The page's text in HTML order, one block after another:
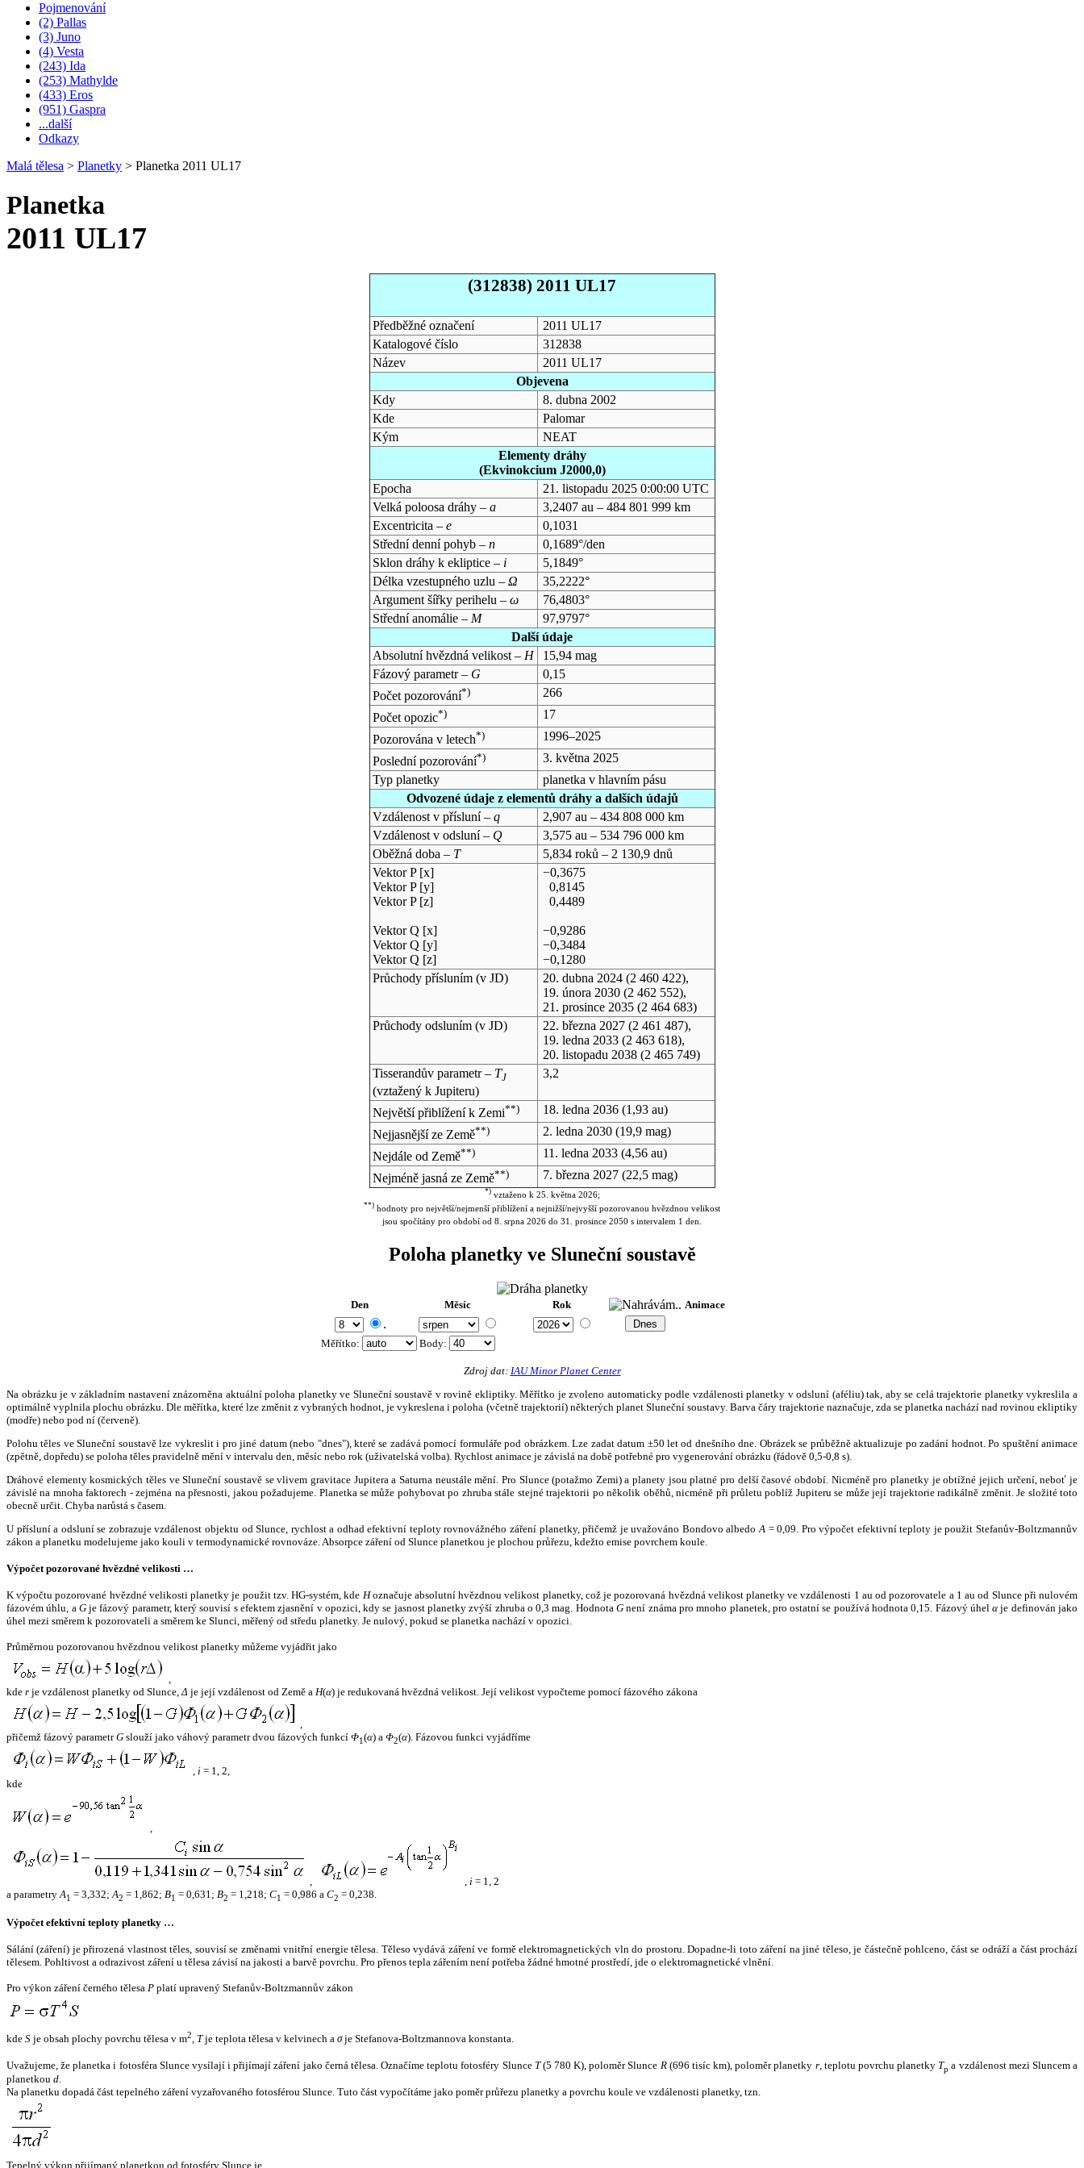
Pojmenování
(2) Pallas
(3) Juno
(4) Vesta
(243) Ida
(253) Mathylde
(433) Eros
(951) Gaspra
...další
Odkazy
Malá tělesa > Planetky > Planetka 2011 UL17
Planetka
2011 UL17
(312838) 2011 UL17
Předběžné označení
2011 UL17
Katalogové číslo
312838
Název
2011 UL17
Objevena
Kdy
8. dubna 2002
Kde
Palomar
Kým
NEAT
Elementy dráhy
(Ekvinokcium J2000,0)
Epocha
21. listopadu 2025 0:00:00 UTC
Velká poloosa dráhy – a
3,2407 au – 484 801 999 km
Excentricita – e
0,1031
Střední denní pohyb – n
0,1689°/den
Sklon dráhy k ekliptice – i
5,1849°
Délka vzestupného uzlu – Ω
35,2222°
Argument šířky perihelu – ω
76,4803°
Střední anomálie – M
97,9797°
Další údaje
Absolutní hvězdná velikost – H
15,94 mag
Fázový parametr – G
0,15
Počet pozorování*)
266
Počet opozic*)
17
Pozorována v letech*)
1996–2025
Poslední pozorování*)
3. května 2025
Typ planetky
planetka v hlavním pásu
Odvozené údaje z elementů dráhy a dalších údajů
Vzdálenost v přísluní – q
2,907 au – 434 808 000 km
Vzdálenost v odsluní – Q
3,575 au – 534 796 000 km
Oběžná doba – T
5,834 roků – 2 130,9 dnů
Vektor P [x]
Vektor P [y]
Vektor P [z]
Vektor Q [x]
Vektor Q [y]
Vektor Q [z]
−0,3675
0,8145
0,4489
−0,9286
−0,3484
−0,1280
Průchody přísluním (v JD) 20. dubna 2024(2 460 422),
19. února 2030(2 462 552),
21. prosince 2035(2 464 683)
Průchody odsluním (v JD) 22. března 2027(2 461 487),
19. ledna 2033(2 463 618),
20. listopadu 2038(2 465 749)
Tisserandův parametr – TJ
(vztažený k Jupiteru)
3,2
Největší přiblížení k Zemi**) 18. ledna 2036(1,93 au)
Nejjasnější ze Země**) 2. ledna 2030(19,9 mag)
Nejdále od Země**) 11. ledna 2033(4,56 au)
Nejméně jasná ze Země**) 7. března 2027(22,5 mag)
*)vztaženo k 25. května 2026;
**) hodnoty pro největší/nejmenší přiblížení a nejnižší/nejvyšší pozorovanou hvězdnou velikost
jsou spočítány pro období od 8. srpna 2026 do 31. prosince 2050 s intervalem 1 den.
Poloha planetky ve Sluneční soustavě
Den Měsíc Rok Animace
.
Měřítko: Body:
Zdroj dat: IAU Minor Planet Center
Na obrázku je v základním nastavení znázorněna aktuální poloha planetky ve Sluneční soustavě v rovině ekliptiky. Měřítko je zvoleno automaticky podle vzdálenosti planetky v odsluní (aféliu) tak, aby se celá trajektorie planetky vykreslila a
optimálně vyplnila plochu obrázku. Dle měřítka, které lze změnit z vybraných hodnot, je vykreslena i poloha (včetně trajektorií) některých planet Sluneční soustavy. Barva čáry trajektorie naznačuje, zda se planetka nachází nad rovinou ekliptiky
(modře) nebo pod ní (červeně).
Polohu těles ve Sluneční soustavě lze vykreslit i pro jiné datum (nebo "dnes"), které se zadává pomocí formuláře pod obrázkem. Lze zadat datum ±50 let od dnešního dne. Obrázek se průběžně aktualizuje po zadání hodnot. Po spuštění animace
(zpětně, dopředu) se poloha těles pravidelně mění v intervalu den, měsíc nebo rok (uživatelská volba). Rychlost animace je závislá na době potřebné pro vygenerování obrázku (řádově 0,5-0,8 s).
Dráhové elementy kosmických těles ve Sluneční soustavě se vlivem gravitace Jupitera a Saturna neustále mění. Pro Slunce (potažmo Zemi) a planety jsou platné pro delší časové období. Nicméně pro planetky je obtížné jejich určení, neboť je
závislé na mnoha faktorech - zejména na přesnosti, jakou požadujeme. Planetka se může pohybovat po zhruba stále stejné trajektorii po několik oběhů, nicméně při průletu poblíž Jupiteru se může její trajektorie radikálně změnit. Je složité toto
obecně určit. Chyba narůstá s časem.
U přísluní a odsluní se zobrazuje vzdálenost objektu od Slunce, rychlost a odhad efektivní teploty rovnovážného záření planetky, přičemž je uvažováno Bondovo albedo A = 0,09. Pro výpočet efektivní teploty je použit Stefanův-Boltzmannův
zákon a planetku modelujeme jako kouli v termodynamické rovnováze. Absorpce záření od Slunce planetkou je plochou průřezu, kdežto emise povrchem koule.
Výpočet pozorované hvězdné velikosti …
K výpočtu pozorované hvězdné velikosti planetky je použit tzv. HG-systém, kde Hoznačuje absolutní hvězdnou velikost planetky, což je pozorovaná hvězdná velikost planetky ve vzdálenosti 1 au od pozorovatele a 1 au od Slunce při nulovém
fázovém úhlu, a Gje fázový parametr, který souvisí s efektem zjasnění v opozici, kdy se jasnost planetky zvýší zhruba o 0,3 mag. HodnotaG není známa pro mnoho planetek, pro ostatní se používá hodnota 0,15. Fázový úhelα je definován jako
úhel mezi směrem k pozorovateli a směrem ke Slunci, měřený od středu planetky. Je nulový, pokud se planetka nachází v opozici.
Průměrnou pozorovanou hvězdnou velikost planetky můžeme vyjádřit jako
,
kde r je vzdálenost planetky od Slunce,Δ je její vzdálenost od Země a H(α) je redukovaná hvězdná velikost. Její velikost vypočteme pomocí fázového zákona
,
přičemž fázový parametrG slouží jako váhový parametr dvou fázových funkcí Φ1(α) a Φ2(α). Fázovou funkci vyjádříme
, i = 1, 2,
kde
,
, , i = 1, 2
a parametryA1 = 3,332;A2 = 1,862; B1 = 0,631; B2 = 1,218; C1 = 0,986 a C2 = 0,238.
Výpočet efektivní teploty planetky …
Sálání (záření) je přirozená vlastnost těles, souvisí se změnami vnitřní energie tělesa. Těleso vydává záření ve formě elektromagnetických vln do prostoru. Dopadne-li toto záření na jiné těleso, je částečně pohlceno, část se odráží a část prochází
tělesem. Pohltivost a odrazivost záření u tělesa závisí na jakosti a barvě povrchu. Pro přenos tepla zářením není potřeba žádné hmotné prostředí, jde o elektromagnetické vlnění.
Pro výkon záření černého tělesa P platí upravený Stefanův-Boltzmannův zákon
kde S je obsah plochy povrchu tělesa v m2, Tje teplota tělesa v kelvinech a σje Stefanova-Boltzmannova konstanta.
Uvažujeme, že planetka i fotosféra Slunce vysílají i přijímají záření jako černá tělesa. Označíme teplotu fotosféry Slunce T(5 780 K), poloměr Slunce R(696 tisíc km), poloměr planetky r, teplotu povrchu planetky Tp a vzdálenost mezi Sluncem a
planetkou d.
Na planetku dopadá část tepelného záření vyzařovaného fotosférou Slunce. Tuto část vypočítáme jako poměr průřezu planetky a povrchu koule ve vzdálenosti planetky, tzn.
Tepelný výkon přijímaný planetkou od fotosféry Slunce je